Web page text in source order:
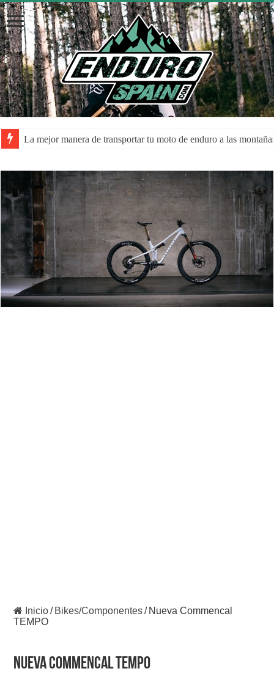
La mejor manera de transportar tu moto de enduro a las
Inicio/ Bikes/Componentes/ Nueva Commencal
TEMPO
Nueva Commencal TEMPO